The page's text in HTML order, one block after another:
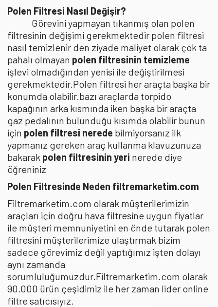
Polen Filtresi Nasıl Değişir?
Görevini yapmayan tıkanmış olan polen
filtresinin değişimi gerekmektedir polen filtresi
nasıl temizlenir den ziyade maliyet olarak çok ta
pahalı olmayan polen filtresinin temizleme
işlevi olmadığından yenisi ile değiştirilmesi
gerekmektedir.Polen filtresi her araçta başka bir
konumda olabilir.bazı araçlarda torpido
kapağının arka kısmında iken başka bir araçta
gaz pedalının bulunduğu kısımda olabilir bunun
için polen filtresi nerede bilmiyorsanız ilk
yapmanız gereken araç kullanma klavuzunuza
bakarak polen filtresinin yeri nerede diye
öğreniniz
Polen Filtresinde Neden filtremarketim.com
Filtremarketim.com olarak müşterilerimizin
araçları için doğru hava filtresine uygun fiyatlar
ile müşteri memnuniyetini en önde tutarak polen
filtresini müşterilerimize ulaştırmak bizim
sadece görevimiz değil yaptığımız işten dolayı
aynı zamanda
sorumluluğumuzdur.Filtremarketim.com olarak
90.000 ürün çeşidimiz ile her zaman lider online
filtre satıcısıyız.